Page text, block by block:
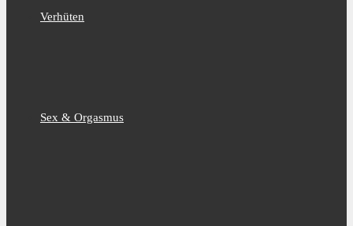
Verhüten
Sex & Orgasmus